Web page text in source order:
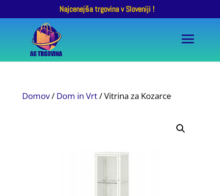
Najcenejša trgovina v Sloveniji !
Domov/ Dom in Vrt/ Vitrina za Kozarce